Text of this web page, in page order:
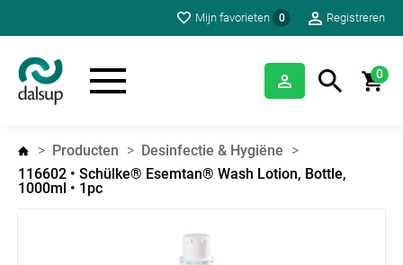
Mijn favorieten 0 Registreren
0
Producten
Desinfectie & Hygiëne
116602 • Schülke® Esemtan® Wash Lotion, Bottle,
1000ml • 1pc